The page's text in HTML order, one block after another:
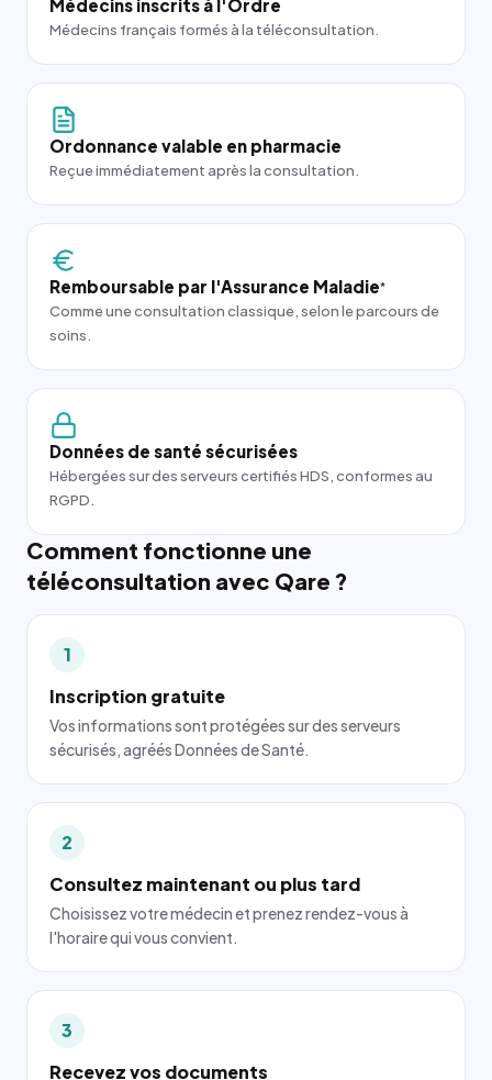
Médecins inscrits à l'Ordre
Médecins français formés à la téléconsultation.
Ordonnance valable en pharmacie
Reçue immédiatement après la consultation.
Remboursable par l'Assurance Maladie*
Comme une consultation classique, selon le parcours de
soins.
Données de santé sécurisées
Hébergées sur des serveurs certifiés HDS, conformes au
RGPD.
Comment fonctionne une
téléconsultation avec Qare ?
1
Inscription gratuite
Vos informations sont protégées sur des serveurs
sécurisés, agréés Données de Santé.
2
Consultez maintenant ou plus tard
Choisissez votre médecin et prenez rendez-vous à
l'horaire qui vous convient.
3
Recevez vos documents